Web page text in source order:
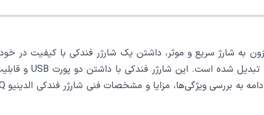
به شارژ سریع و موثر، داشتن یک شارژر فندکی با کیفیت